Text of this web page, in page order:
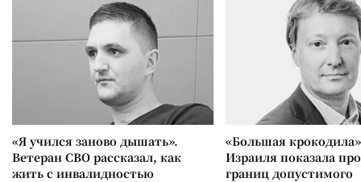
«Я учился заново дышать».
Ветеран СВО рассказал, как
жить с инвалидностью
«Большая
Израиля показала
границ допустимого